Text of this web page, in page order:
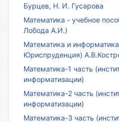
Бурцев, Н. И. Гусарова
Математика - учебное
Лобода А.И.)
Математика и
Юриспруденция)
Математика-1 часть
информатизации)
Математика-2 часть
информатизации)
Математика-3 часть